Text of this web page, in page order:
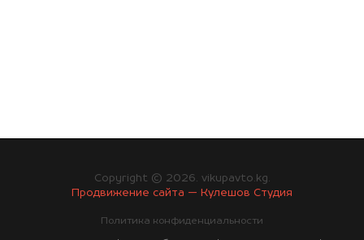
Copyright © 2026. vikupavto.kg.
Продвижение сайта — Кулешов Студия
Политика конфиденциальности